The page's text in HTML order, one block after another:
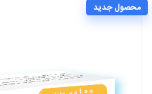
محصول جدید